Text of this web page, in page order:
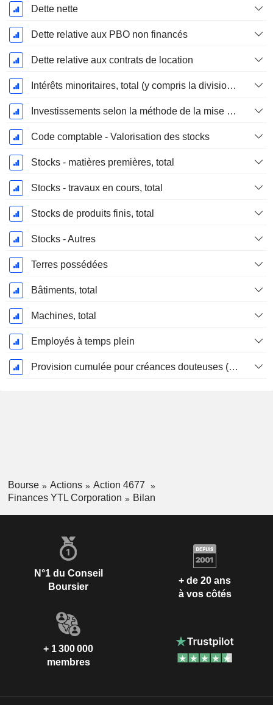
Dette nette
Dette relative aux PBO non financés
Dette relative aux contrats de location
Intérêts minoritaires, total (y compris la division financière)
Investissements selon la méthode de la mise en équivalence, total
Code comptable - Valorisation des stocks
Stocks - matières premières, total
Stocks - travaux en cours, total
Stocks de produits finis, total
Stocks - Autres
Terres possédées
Bâtiments, total
Machines, total
Employés à temps plein
Provision cumulée pour créances douteuses (Supple)
Bourse Actions
Action 4677
Finances YTL Corporation
Bilan
N°1 du Conseil
Boursier
+ de 20 ans
à vos côtés
+ 1 300 000
membres